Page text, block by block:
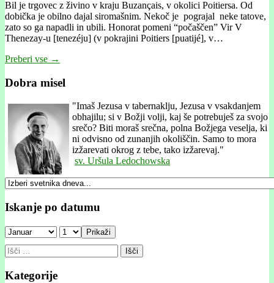
Bil je trgovec z živino v kraju Buzançais, v okolici Poitiersa. Od
dobička je obilno dajal siromašnim. Nekoč je pograjal neke tatove,
zato so ga napadli in ubili. Honorat pomeni “počaščen” Vir V
Thenezay-u [tenezéju] (v pokrajini Poitiers [puatijé], v…
Preberi vse →
Dobra misel
"Imaš Jezusa v tabernaklju, Jezusa v vsakdanjem
obhajilu; si v Božji volji, kaj še potrebuješ za svojo
srečo? Biti moraš srečna, polna Božjega veselja, ki
ni odvisno od zunanjih okoliščin. Samo to mora
izžarevati okrog z tebe, tako izžarevaj."
sv. Uršula Ledochowska
Iskanje po datumu
Prikaži
Išči:
Kategorije